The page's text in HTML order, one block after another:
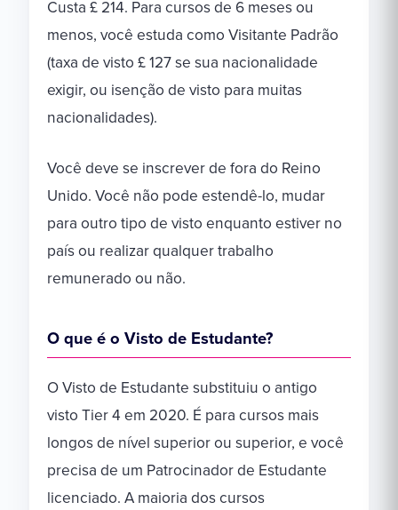
Custa £ 214. Para cursos de 6 meses ou
menos, você estuda como Visitante Padrão
(taxa de visto £ 127 se sua nacionalidade
exigir, ou isenção de visto para muitas
nacionalidades).
Você deve se inscrever de fora do Reino
Unido. Você não pode estendê-lo, mudar
para outro tipo de visto enquanto estiver no
país ou realizar qualquer trabalho
remunerado ou não.
O que é o Visto de Estudante?
O Visto de Estudante substituiu o antigo
visto Tier 4 em 2020. É para cursos mais
longos de nível superior ou superior, e você
precisa de um Patrocinador de Estudante
licenciado. A maioria dos cursos